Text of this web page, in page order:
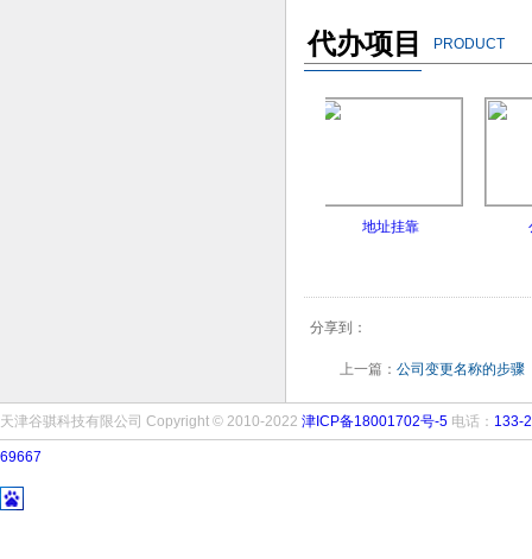
代办项目 PRODUCT
地址挂靠 公司
分享到：
上一篇： 公司变更名称的步骤
天津谷骐科技有限公司 Copyright © 2010-2022 津ICP备18001702号-5 电话： 133-
69667